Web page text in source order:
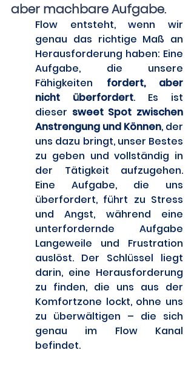
aber machbare Aufgabe.
Flow entsteht, wenn wir
genau das richtige Maß an
Herausforderung haben: Eine
Aufgabe, die unsere
Fähigkeiten fordert, aber
nicht überfordert. Es ist
dieser sweet Spot zwischen
Anstrengung und Können, der
uns dazu bringt, unser Bestes
zu geben und vollständig in
der Tätigkeit aufzugehen.
Eine Aufgabe, die uns
überfordert, führt zu Stress
und Angst, während eine
unterfordernde Aufgabe
Langeweile und Frustration
auslöst. Der Schlüssel liegt
darin, eine Herausforderung
zu finden, die uns aus der
Komfortzone lockt, ohne uns
zu überwältigen – die sich
genau im Flow Kanal
befindet.